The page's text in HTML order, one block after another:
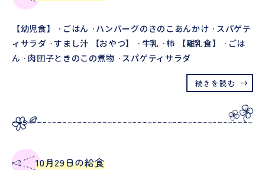
【幼児食】 ·ごはん ·ハンバーグのきのこあんかけ ·スパゲテ
ィサラダ ·すまし汁 【おやつ】 ·牛乳 ·柿 【離乳食】 ·ごは
ん ·肉団子ときのこの煮物 ·スパゲティサラダ
続きを読む
10月29日の給食